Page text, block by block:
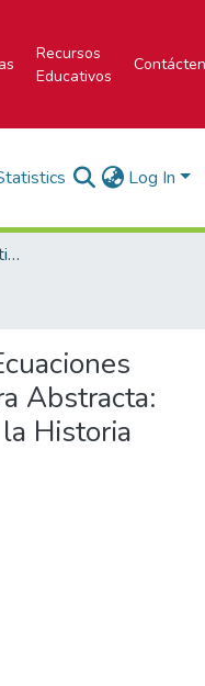
Recursos
Educativos
Log In
Portal de Revistas del Instituto Tecnológico de Costa Rica
Abstracta:
Historia